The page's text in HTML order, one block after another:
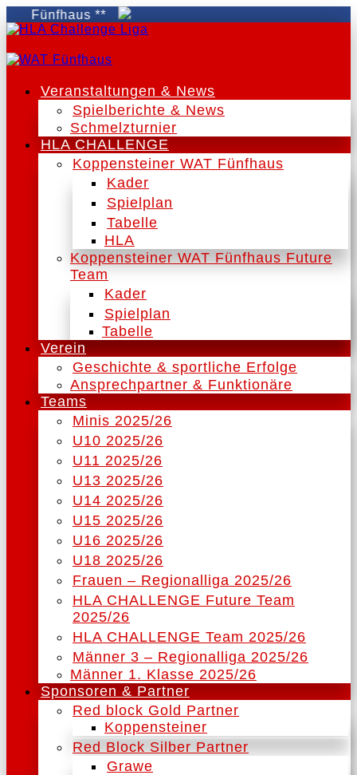
Fünfhaus **
Veranstaltungen & News
Spielberichte & News
Schmelzturnier
HLA CHALLENGE
Koppensteiner WAT Fünfhaus
Kader
Spielplan
Tabelle
HLA
Koppensteiner WAT Fünfhaus Future
Team
Kader
Spielplan
Tabelle
Verein
Geschichte & sportliche Erfolge
Ansprechpartner & Funktionäre
Teams
Minis 2025/26
U10 2025/26
U11 2025/26
U13 2025/26
U14 2025/26
U15 2025/26
U16 2025/26
U18 2025/26
Frauen – Regionalliga 2025/26
HLA CHALLENGE Future Team
2025/26
HLA CHALLENGE Team 2025/26
Männer 3 – Regionalliga 2025/26
Männer 1. Klasse 2025/26
Sponsoren & Partner
Red block Gold Partner
Koppensteiner
Red Block Silber Partner
Grawe